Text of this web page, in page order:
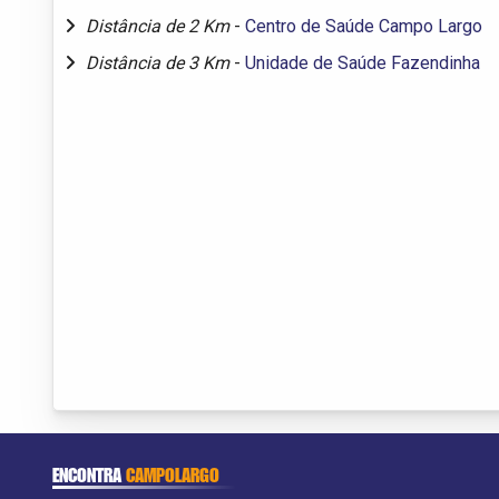
Distância de 2 Km - Centro de Saúde Campo Largo
Distância de 3 Km - Unidade de Saúde Fazendinha
ENCONTRACAMPOLARGO